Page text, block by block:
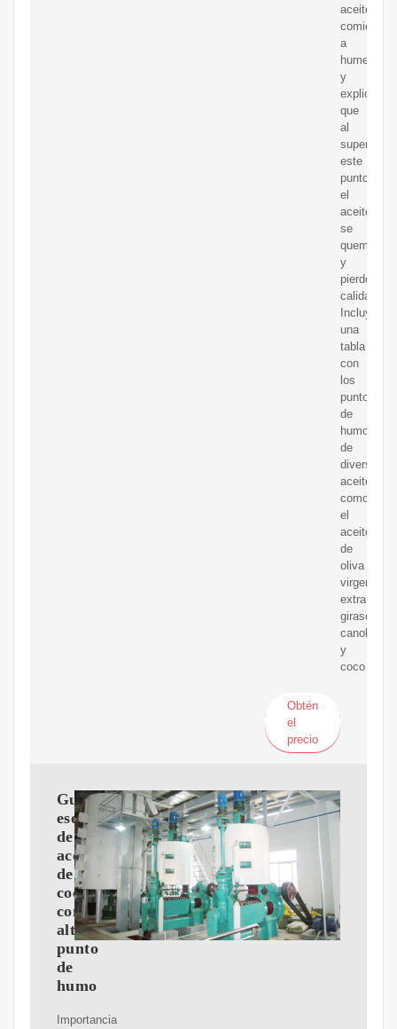
aceite
comienza
a
humear
y
explica
que
al
superar
este
punto
el
aceite
se
quema
y
pierde
calidad.
Incluye
una
tabla
con
los
puntos
de
humo
de
diversos
aceites
como
el
aceite
de
oliva
virgen
extra,
girasol,
canola
y
coco
Obtén
el
precio
Guía
esencial
de
aceites
de
cocina
con
alto
punto
de
humo
Importancia